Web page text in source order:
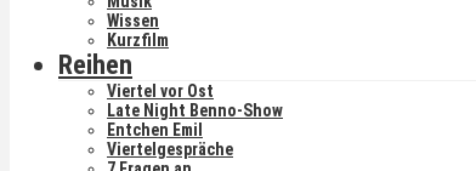
Wissen
Kurzfilm
Reihen
Viertel vor Ost
Late Night Benno-Show
Entchen Emil
Viertelgespräche